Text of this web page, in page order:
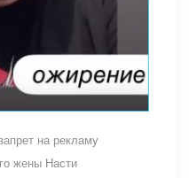
на рекламу
жены Насти